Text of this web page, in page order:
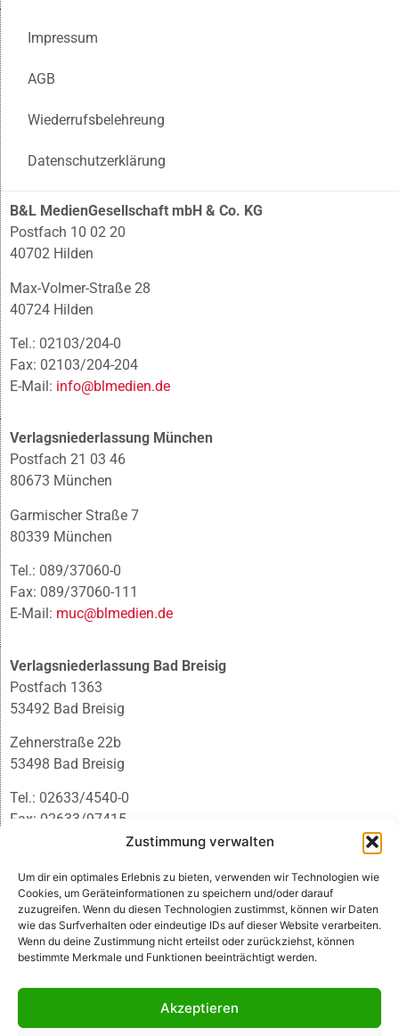
Zustimmung verwalten
Um dir ein optimales Erlebnis zu bieten, verwenden wir Technologien wie
Cookies, um Geräteinformationen zu speichern und/oder darauf
zuzugreifen. Wenn du diesen Technologien zustimmst, können wir Daten
wie das Surfverhalten oder eindeutige IDs auf dieser Website verarbeiten.
Wenn du deine Zustimmung nicht erteilst oder zurückziehst, können
bestimmte Merkmale und Funktionen beeinträchtigt werden.
Akzeptieren
Impressum
AGB
Wiederrufsbelehreung
Datenschutzerklärung
B&L MedienGesellschaft mbH & Co. KG
Postfach 10 02 20
40702 Hilden
Max-Volmer-Straße 28
40724 Hilden
Tel.: 02103/204-0
Fax: 02103/204-204
E-Mail: info@blmedien.de
Verlagsniederlassung München
Postfach 21 03 46
80673 München
Garmischer Straße 7
80339 München
Tel.: 089/37060-0
Fax: 089/37060-111
E-Mail: muc@blmedien.de
Verlagsniederlassung Bad Breisig
Postfach 1363
53492 Bad Breisig
Zehnerstraße 22b
53498 Bad Breisig
Tel.: 02633/4540-0
Fax: 02633/97415
infobb@blmedien.de